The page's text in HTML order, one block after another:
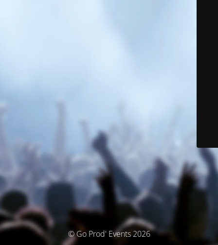
© Go Prod' Events 2026